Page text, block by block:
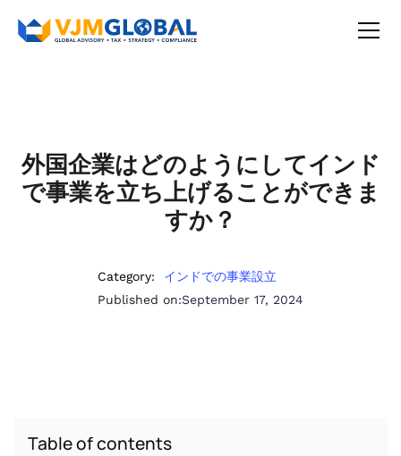
外国企業はどのようにしてインド
で事業を立ち上げることができま
すか？
Category:
インドでの事業設立
Published on:September 17, 2024
Table of contents